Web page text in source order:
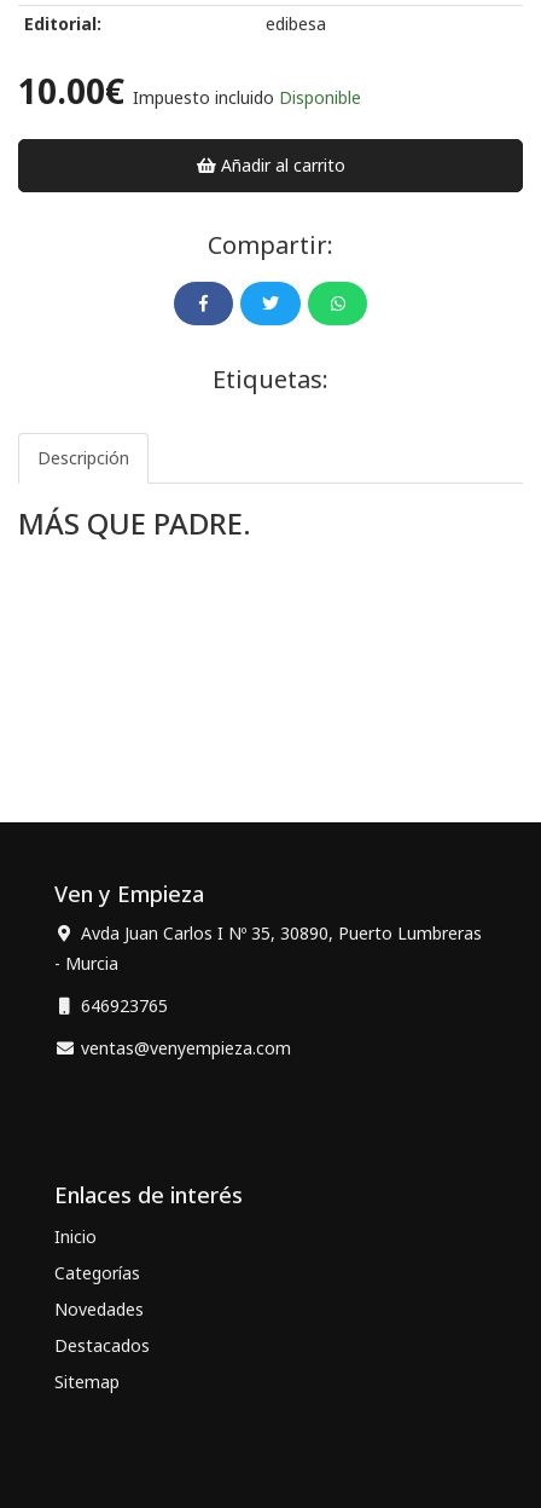
Editorial:
edibesa
10.00€ Impuesto incluido Disponible
Añadir al carrito
Compartir:
Etiquetas:
Descripción
MÁS QUE PADRE.
Ven y Empieza
Avda Juan Carlos I Nº 35, 30890, Puerto Lumbreras
- Murcia
646923765
ventas@venyempieza.com
Enlaces de interés
Inicio
Categorías
Novedades
Destacados
Sitemap